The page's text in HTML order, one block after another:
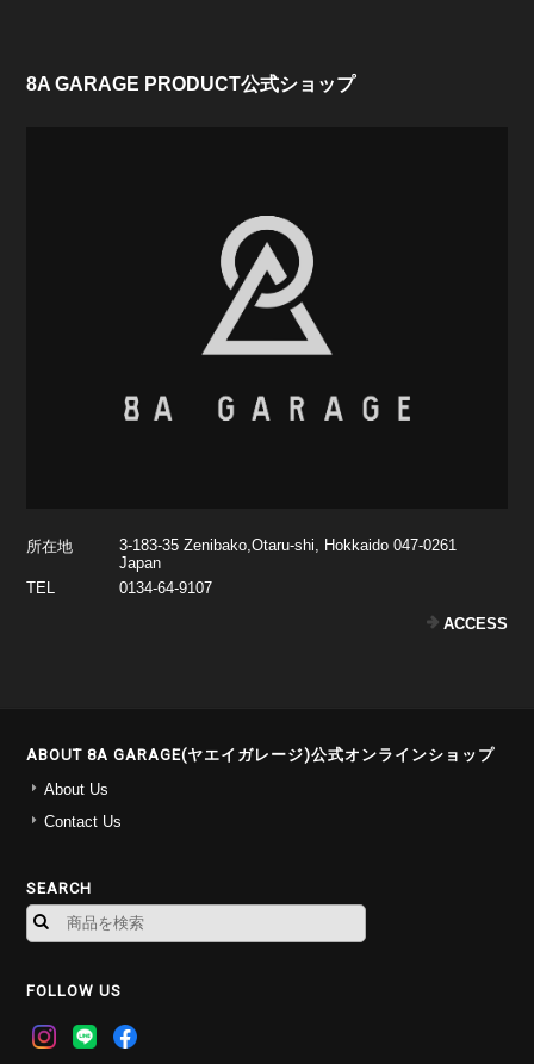
8A GARAGE PRODUCT公式ショップ
所在地
3-183-35 Zenibako,Otaru-shi, Hokkaido 047-0261
Japan
TEL
0134-64-9107
ACCESS
ABOUT 8A GARAGE(ヤエイガレージ)公式オンラインショップ
About Us
Contact Us
SEARCH
FOLLOW US